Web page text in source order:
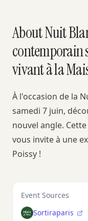
About Nuit
contemporain
vivant à la
À l'occasion de la
samedi 7 juin,
nouvel angle.
vous invite à une
Poissy !
Event Sources
Sortiraparis